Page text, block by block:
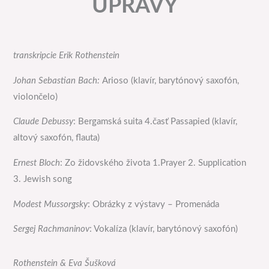
ÚPRAVY
transkripcie Erik Rothenstein
Johan Sebastian Bach:Arioso (klavír, barytónový saxofón,
violončelo)
Claude Debussy: Bergamská suita 4.časť Passapied (klavír,
altový saxofón, flauta)
Ernest Bloch: Zo židovského života 1.Prayer 2. Supplication
3. Jewish song
Modest Mussorgsky: Obrázky z výstavy – Promenáda
Sergej Rachmaninov: Vokalíza (klavír, barytónový saxofón)
Rothenstein & Eva Šušková